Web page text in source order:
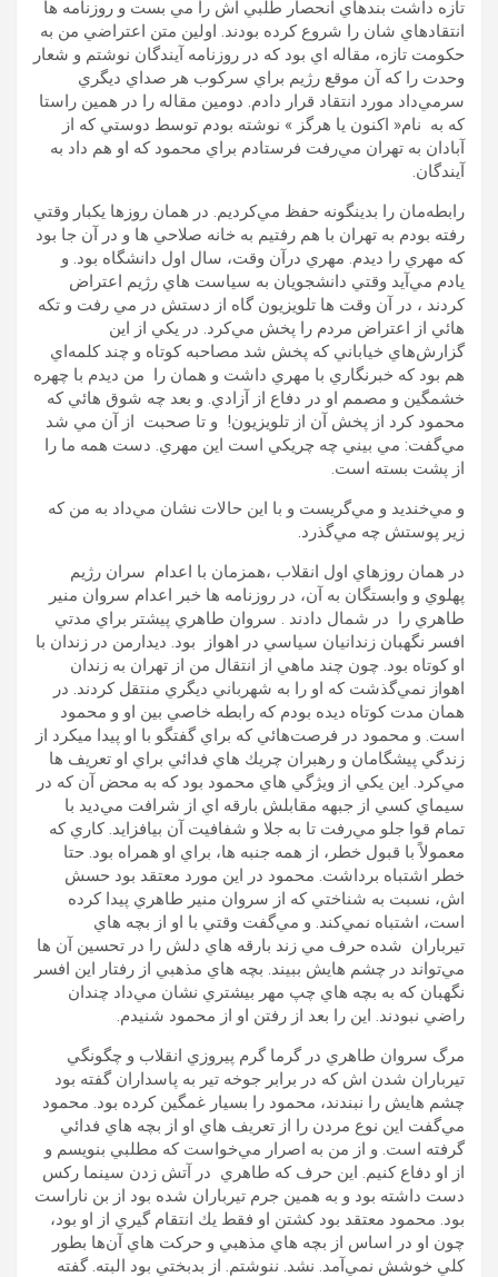
تازه داشت بندهاي انحصار طلبي اش را مي بست و روزنامه ها
انتقادهاي شان را شروع كرده بودند. اولين متن اعتراضي من به
حكومت تازه، مقاله اي بود كه در روزنامه آيندگان نوشتم و شعار
وحدت را كه آن موقع رژيم براي سركوب هر صداي ديگري
سرمي‌داد مورد انتقاد قرار دادم. دومين مقاله را در همين راستا
كه به نام« اكنون يا هرگز » نوشته بودم توسط دوستي كه از
آبادان به تهران مي‌رفت فرستادم براي محمود كه او هم داد به
آيندگان.
رابطه‌مان را بدينگونه حفظ مي‌كرديم. در همان روزها يكبار وقتي
رفته بودم به تهران با هم رفتيم به خانه صلاحي ها و در آن جا بود
كه مهري را ديدم. مهري درآن وقت، سال اول دانشگاه بود. و
يادم مي‌آيد وقتي دانشجويان به سياست هاي رژيم اعتراض
كردند ، در آن وقت ها تلويزيون گاه از دستش در مي رفت و تكه
هائي از اعتراض مردم را پخش مي‌كرد. در يكي از اين
گزارش‌هاي خياباني كه پخش شد مصاحبه كوتاه و چند كلمه‌اي
هم بود كه خبرنگاري با مهري داشت و همان را من ديدم با چهره
خشمگين و مصمم او در دفاع از آزادي. و بعد چه شوق هائي كه
محمود كرد از پخش آن از تلويزيون! و تا صحبت از آن مي شد
مي‌گفت: مي بيني چه چريكي است اين مهري. دست همه ما را
از پشت بسته است.
و مي‌خنديد و مي‌گريست و با اين حالات نشان مي‌داد به من كه
زير پوستش چه مي‌گذرد.
در همان روزهاي اول انقلاب ،‌همزمان با اعدام سران رژيم
پهلوي و وابستگان به آن، در روزنامه ها خبر اعدام سروان منير
طاهري را در شمال دادند . سروان طاهري پيشتر براي مدتي
افسر نگهبان زندانيان سياسي در اهواز بود. ديدارمن در زندان با
او كوتاه بود. چون چند ماهي از انتقال من از تهران به زندان
اهواز نمي‌گذشت كه او را به شهرباني ديگري منتقل كردند. در
همان مدت كوتاه ديده بودم كه رابطه خاصي بين او و محمود
است. و محمود در فرصت‌هائي كه براي گفتگو با او پيدا ميكرد از
زندگي پيشگامان و رهبران چريك هاي فدائي براي او تعريف ها
مي‌كرد. اين يكي از ويژگي هاي محمود بود كه به محض آن كه در
سيماي كسي از جبهه مقابلش بارقه اي از شرافت مي‌ديد با
تمام قوا جلو مي‌رفت تا به جلا و شفافيت آن بيافزايد. كاري كه
معمولاً با قبول خطر، از همه جنبه ها، براي او همراه بود. حتا
خطر اشتباه برداشت. محمود در اين مورد معتقد بود حسش
اش، نسبت به شناختي كه از سروان منير طاهري پيدا كرده
است، اشتباه نمي‌كند. و مي‌گفت وقتي با او از بچه هاي
تيرباران شده حرف مي زند بارقه هاي دلش را در تحسين آن ها
مي‌تواند در چشم هايش ببيند. بچه هاي مذهبي از رفتار اين افسر
نگهبان كه به بچه هاي چپ مهر بيشتري نشان مي‌داد چندان
راضي نبودند. اين را بعد از رفتن او از محمود شنيدم.
مرگ سروان طاهري در گرما گرم پيروزي انقلاب و چگونگي
تيرباران شدن اش كه در برابر جوخه تير به پاسداران گفته بود
چشم هايش را نبندند، محمود را بسيار غمگين كرده بود. محمود
مي‌گفت اين نوع مردن را از تعريف هاي او از بچه هاي فدائي
گرفته است. و از من به اصرار مي‌خواست كه مطلبي بنويسم و
از او دفاع كنيم. اين حرف كه طاهري در آتش زدن سينما ركس
دست داشته بود و به همين جرم تيرباران شده بود از بن ناراست
بود. محمود معتقد بود كشتن او فقط يك انتقام گيري از او بود،
چون او در اساس از بچه هاي مذهبي و حركت هاي آن‌ها بطور
كلي خوشش نمي‌آمد. نشد. ننوشتم. از بدبختي بود البته. گفته